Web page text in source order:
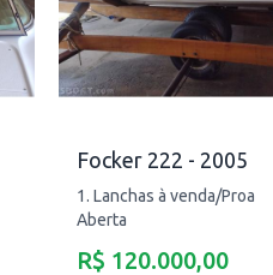
Focker 222 - 2005
1. Lanchas à venda/Proa
Aberta
R$ 120.000,00